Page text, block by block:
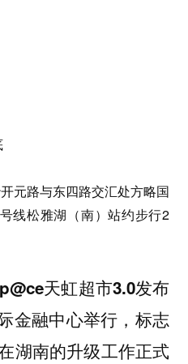
元路与东四路交汇处方略国
线松雅湖（南）站约步行2
天虹超市3.0发布
金融中心举行，标志
湖南的升级工作正式